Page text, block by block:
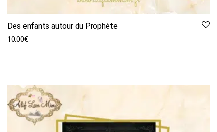
Des enfants autour du Prophète
10.00€